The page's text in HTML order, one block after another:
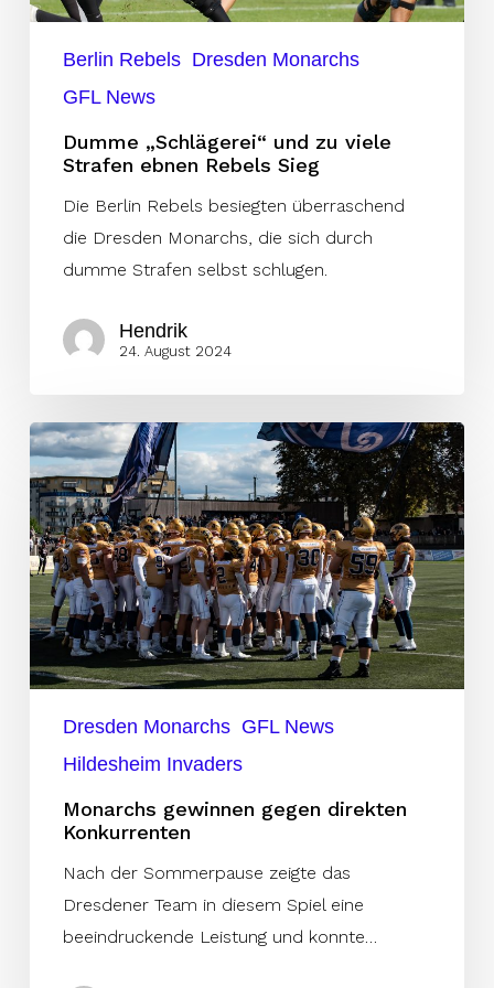
Rebels
Berlin Rebels Dresden Monarchs
GFL News
Dumme „Schlägerei“ und zu viele
Strafen ebnen Rebels Sieg
Die Berlin Rebels besiegten überraschend
die Dresden Monarchs, die sich durch
dumme Strafen selbst schlugen.
Hendrik
24. August 2024
Monarchs
gewinnen
gegen
direkten
Konkurrenten
Dresden Monarchs GFL News
Hildesheim Invaders
Monarchs gewinnen gegen direkten
Konkurrenten
Nach der Sommerpause zeigte das
Dresdener Team in diesem Spiel eine
beeindruckende Leistung und konnte…